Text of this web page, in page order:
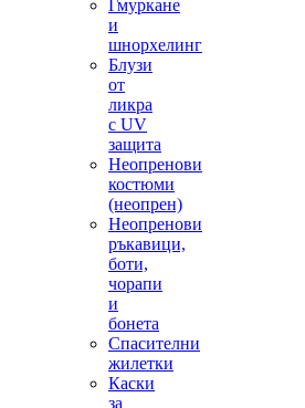
Гмуркане
и
шнорхелинг
Блузи
от
ликра
с UV
защита
Неопренови
костюми
(неопрен)
Неопренови
ръкавици,
боти,
чорапи
и
бонета
Спасителни
жилетки
Каски
за